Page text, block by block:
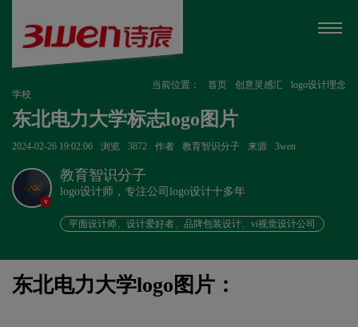
当前位置： 首页 创意灵感汇
logo设计理念
学校
东北电力大学标志logo图片
2024-02-26 19:02:06 浏览 3872 作者 教育智识分子 来源 3wen
v
教育智识分子
logo设计师，专注公司logo设计十多年
平面设计师、设计爱好者、品牌包装设计、vi视觉设计公司
东北电力大学logo图片：